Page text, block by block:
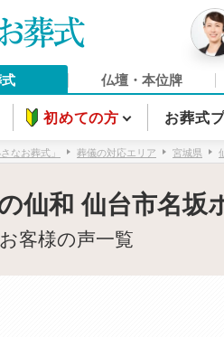
仏壇・本位牌
初めての方 お葬式
なお葬式」 葬儀の対応エリア 宮城県
仙和 仙台市名坂
客様の声一覧